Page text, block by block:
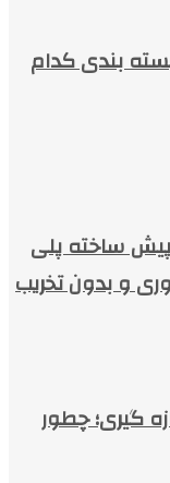
بندی کدام
پیش ساخته پلی
و بدون تخریب
گیری؛ چطور